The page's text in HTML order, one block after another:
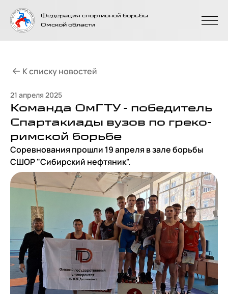
На главную
страницу
Федерация спортивной борьбы
Омской области
21 апреля 2025
Команда ОмГТУ - победитель
Спартакиады вузов по греко-
римской борьбе
Соревнования прошли 19 апреля в зале борьбы
СШОР "Сибирский нефтяник".
К списку новостей